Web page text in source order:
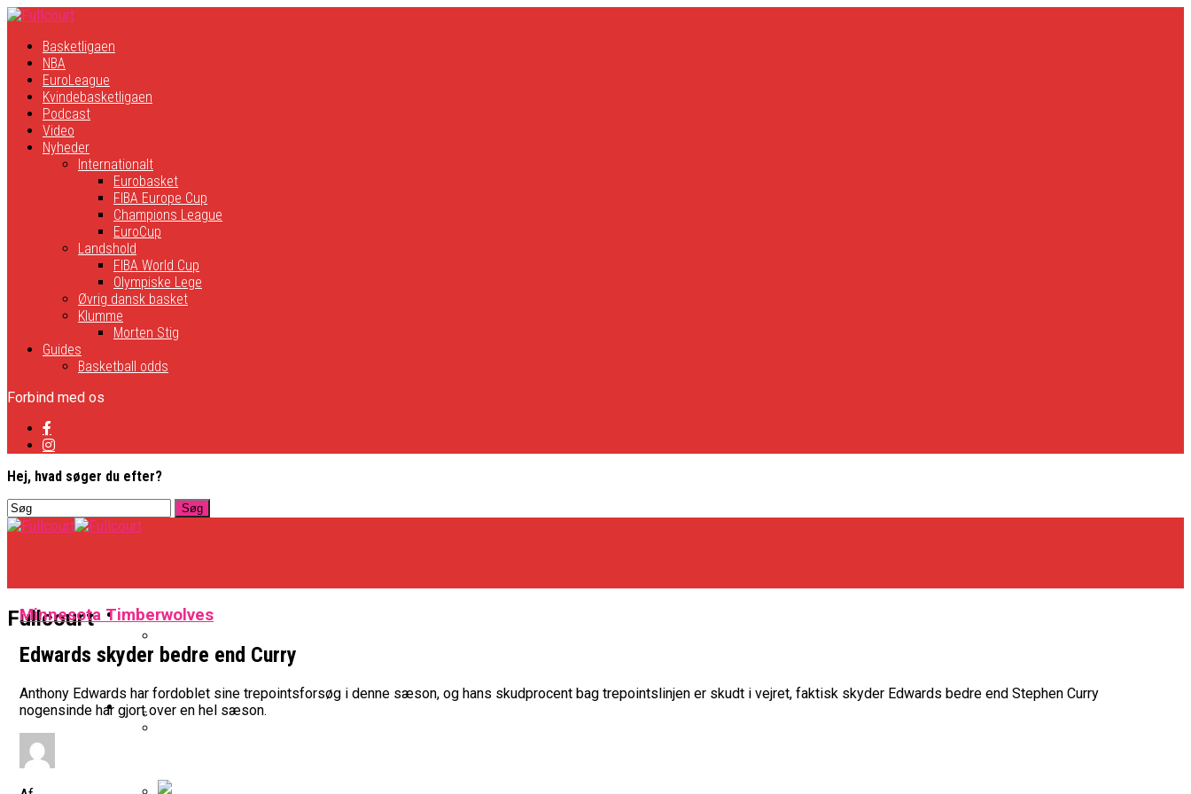
Basketligaen
NBA
EuroLeague
Kvindebasketligaen
Podcast
Video
Nyheder
Internationalt
Eurobasket
FIBA Europe Cup
Champions League
EuroCup
Landshold
FIBA World Cup
Olympiske Lege
Øvrig dansk basket
Klumme
Morten Stig
Guides
Basketball odds
Forbind med os
Hej, hvad søger du efter?
Fullcourt Basketligaen
Officielt: Vejen Gafler Dansker Hos Rabbits
NBA
Minnesota Timberwolves
Edwards skyder bedre end Curry
Anthony Edwards har fordoblet sine trepointsforsøg i denne sæson, og hans skudprocent bag trepointslinjen er skudt i vejret, faktisk skyder Edwards bedre end Stephen Curry
nogensinde har gjort over en hel sæson.